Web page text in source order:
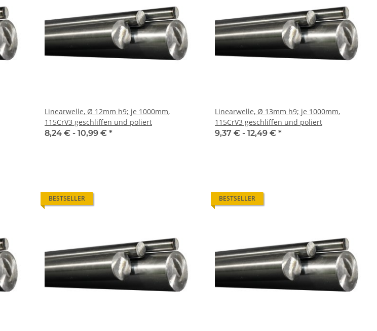
Linearwelle, Ø 12mm h9; je 1000mm,
115CrV3 geschliffen und poliert
8,24 € - 10,99 € *
Linearwelle, Ø 13mm h9; je 1000mm,
115CrV3 geschliffen und poliert
9,37 € - 12,49 € *
BESTSELLER BESTSELLER